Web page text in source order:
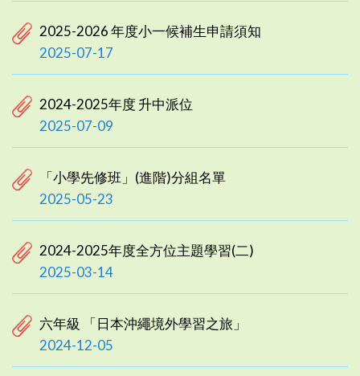
2025-2026 年度小一候補生申請須知
2025-07-17
2024-2025年度 升中派位
2025-07-09
「小學先修班」(進階)分組名單
2025-05-23
2024-2025年度全方位主題學習(二)
2025-03-14
六年級 「日本沖繩境外學習之旅」
2024-12-05